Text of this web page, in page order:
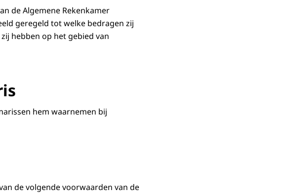
de Algemene Rekenkamer
geregeld tot welke bedragen zij
hebben op het gebied van
hem waarnemen bij
de volgende voorwaarden van de